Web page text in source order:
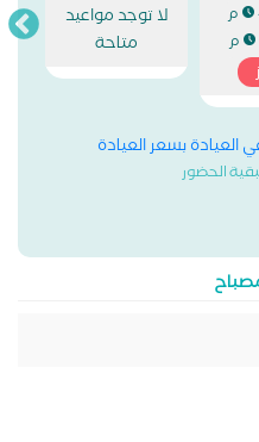
لا توجد مواعيد
متاحة
العيادة بسعر العيادة
الحضور